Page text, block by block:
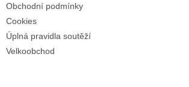
Obchodní podmínky
Cookies
Úplná pravidla soutěží
Velkoobchod